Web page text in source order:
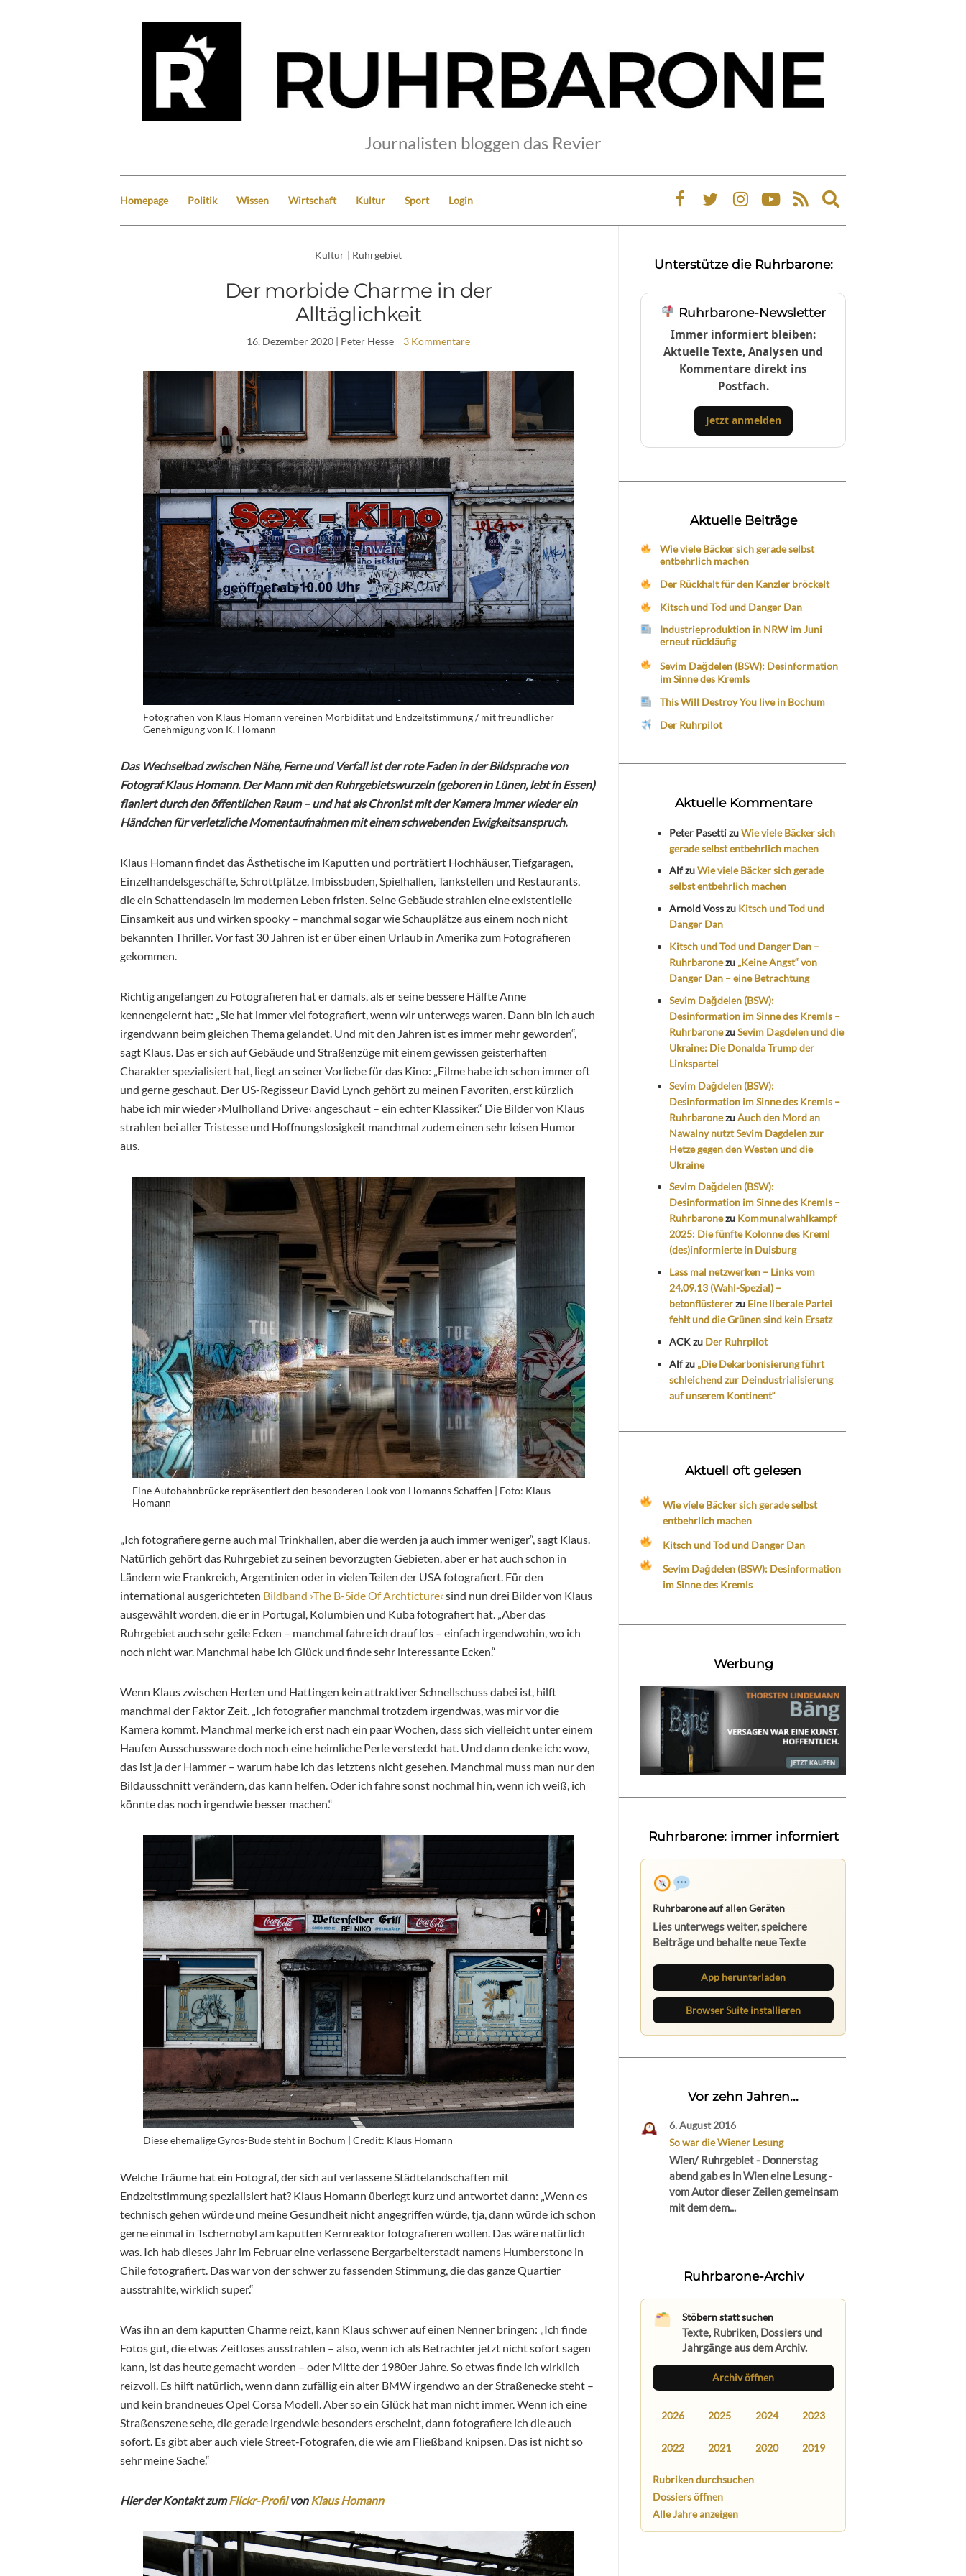
Journalisten bloggen das Revier
Homepage Politik Wissen Wirtschaft Kultur Sport Login
Expand
search
Kultur | Ruhrgebiet
Der morbide Charme in der
Alltäglichkeit
16. Dezember 2020 | Peter Hesse 3 Kommentare
Fotografien von Klaus Homann vereinen Morbidität und Endzeitstimmung / mit freundlicher
Genehmigung von K. Homann
Das Wechselbad zwischen Nähe, Ferne und Verfall ist der rote Faden in der Bildsprache von
Fotograf Klaus Homann. Der Mann mit den Ruhrgebietswurzeln (geboren in Lünen, lebt in Essen)
flaniert durch den öffentlichen Raum – und hat als Chronist mit der Kamera immer wieder ein
Händchen für verletzliche Momentaufnahmen mit einem schwebenden Ewigkeitsanspruch.
Klaus Homann findet das Ästhetische im Kaputten und porträtiert Hochhäuser, Tiefgaragen,
Einzelhandelsgeschäfte, Schrottplätze, Imbissbuden, Spielhallen, Tankstellen und Restaurants,
die ein Schattendasein im modernen Leben fristen. Seine Gebäude strahlen eine existentielle
Einsamkeit aus und wirken spooky – manchmal sogar wie Schauplätze aus einem noch nicht
bekannten Thriller. Vor fast 30 Jahren ist er über einen Urlaub in Amerika zum Fotografieren
gekommen.
Richtig angefangen zu Fotografieren hat er damals, als er seine bessere Hälfte Anne
kennengelernt hat: „Sie hat immer viel fotografiert, wenn wir unterwegs waren. Dann bin ich auch
irgendwann beim gleichen Thema gelandet. Und mit den Jahren ist es immer mehr geworden“,
sagt Klaus. Das er sich auf Gebäude und Straßenzüge mit einem gewissen geisterhaften
Charakter spezialisiert hat, liegt an seiner Vorliebe für das Kino: „Filme habe ich schon immer oft
und gerne geschaut. Der US-Regisseur David Lynch gehört zu meinen Favoriten, erst kürzlich
habe ich mir wieder ›Mulholland Drive‹ angeschaut – ein echter Klassiker.“ Die Bilder von Klaus
strahlen bei aller Tristesse und Hoffnungslosigkeit manchmal zudem einen sehr leisen Humor
aus.
Eine Autobahnbrücke repräsentiert den besonderen Look von Homanns Schaffen | Foto: Klaus
Homann
„Ich fotografiere gerne auch mal Trinkhallen, aber die werden ja auch immer weniger“, sagt Klaus.
Natürlich gehört das Ruhrgebiet zu seinen bevorzugten Gebieten, aber er hat auch schon in
Ländern wie Frankreich, Argentinien oder in vielen Teilen der USA fotografiert. Für den
international ausgerichteten Bildband ›The B-Side Of Archticture‹ sind nun drei Bilder von Klaus
ausgewählt worden, die er in Portugal, Kolumbien und Kuba fotografiert hat. „Aber das
Ruhrgebiet auch sehr geile Ecken – manchmal fahre ich drauf los – einfach irgendwohin, wo ich
noch nicht war. Manchmal habe ich Glück und finde sehr interessante Ecken.“
Wenn Klaus zwischen Herten und Hattingen kein attraktiver Schnellschuss dabei ist, hilft
manchmal der Faktor Zeit. „Ich fotografier manchmal trotzdem irgendwas, was mir vor die
Kamera kommt. Manchmal merke ich erst nach ein paar Wochen, dass sich vielleicht unter einem
Haufen Ausschussware doch noch eine heimliche Perle versteckt hat. Und dann denke ich: wow,
das ist ja der Hammer – warum habe ich das letztens nicht gesehen. Manchmal muss man nur den
Bildausschnitt verändern, das kann helfen. Oder ich fahre sonst nochmal hin, wenn ich weiß, ich
könnte das noch irgendwie besser machen.“
Diese ehemalige Gyros-Bude steht in Bochum | Credit: Klaus Homann
Welche Träume hat ein Fotograf, der sich auf verlassene Städtelandschaften mit
Endzeitstimmung spezialisiert hat? Klaus Homann überlegt kurz und antwortet dann: „Wenn es
technisch gehen würde und meine Gesundheit nicht angegriffen würde, tja, dann würde ich schon
gerne einmal in Tschernobyl am kaputten Kernreaktor fotografieren wollen. Das wäre natürlich
was. Ich hab dieses Jahr im Februar eine verlassene Bergarbeiterstadt namens Humberstone in
Chile fotografiert. Das war von der schwer zu fassenden Stimmung, die das ganze Quartier
ausstrahlte, wirklich super.“
Was ihn an dem kaputten Charme reizt, kann Klaus schwer auf einen Nenner bringen: „Ich finde
Fotos gut, die etwas Zeitloses ausstrahlen – also, wenn ich als Betrachter jetzt nicht sofort sagen
kann, ist das heute gemacht worden – oder Mitte der 1980er Jahre. So etwas finde ich wirklich
reizvoll. Es hilft natürlich, wenn dann zufällig ein alter BMW irgendwo an der Straßenecke steht –
und kein brandneues Opel Corsa Modell. Aber so ein Glück hat man nicht immer. Wenn ich eine
Straßenszene sehe, die gerade irgendwie besonders erscheint, dann fotografiere ich die auch
sofort. Es gibt aber auch viele Street-Fotografen, die wie am Fließband knipsen. Das ist nicht so
sehr meine Sache.“
Hier der Kontakt zumFlickr-Profilvon Klaus Homann
Unterstütze die Ruhrbarone:
Ruhrbarone-Newsletter
Immer informiert bleiben:
Aktuelle Texte, Analysen und
Kommentare direkt ins
Postfach.
Jetzt anmelden
Aktuelle Beiträge
Wie viele Bäcker sich gerade selbst
entbehrlich machen
Der Rückhalt für den Kanzler bröckelt
Kitsch und Tod und Danger Dan
Industrieproduktion in NRW im Juni
erneut rückläufig
Sevim Dağdelen (BSW): Desinformation
im Sinne des Kremls
This Will Destroy You live in Bochum
Der Ruhrpilot
Aktuelle Kommentare
Peter PasettizuWie viele Bäcker sich
gerade selbst entbehrlich machen
AlfzuWie viele Bäcker sich gerade
selbst entbehrlich machen
Arnold Vosszu Kitsch und Tod und
Danger Dan
Kitsch und Tod und Danger Dan –
Ruhrbaronezu „Keine Angst“ von
Danger Dan – eine Betrachtung
Sevim Dağdelen (BSW):
Desinformation im Sinne des Kremls –
RuhrbaronezuSevim Dagdelen und die
Ukraine: Die Donalda Trump der
Linkspartei
Sevim Dağdelen (BSW):
Desinformation im Sinne des Kremls –
RuhrbaronezuAuch den Mord an
Nawalny nutzt Sevim Dagdelen zur
Hetze gegen den Westen und die
Ukraine
Sevim Dağdelen (BSW):
Desinformation im Sinne des Kremls –
Ruhrbaronezu Kommunalwahlkampf
2025: Die fünfte Kolonne des Kreml
(des)informierte in Duisburg
Lass mal netzwerken – Links vom
24.09.13 (Wahl-Spezial) –
betonflüstererzu Eine liberale Partei
fehlt und die Grünen sind kein Ersatz
ACKzu Der Ruhrpilot
Alfzu „Die Dekarbonisierung führt
schleichend zur Deindustrialisierung
auf unserem Kontinent“
Aktuell oft gelesen
Wie viele Bäcker sich gerade selbst
entbehrlich machen
Kitsch und Tod und Danger Dan
Sevim Dağdelen (BSW): Desinformation
im Sinne des Kremls
Werbung
Ruhrbarone: immer informiert
App herunterladen
Browser Suite installieren
Vor zehn Jahren...
6. August 2016
So war die Wiener Lesung
Wien/ Ruhrgebiet - Donnerstag
abend gab es in Wien eine Lesung -
vom Autor dieser Zeilen gemeinsam
mit dem dem...
Ruhrbarone-Archiv
Stöbern statt suchen
Texte, Rubriken, Dossiers und
Jahrgänge aus dem Archiv.
Archiv öffnen
2026 2025 2024 2023
2022 2021 2020 2019
Rubriken durchsuchen
Dossiers öffnen
Alle Jahre anzeigen